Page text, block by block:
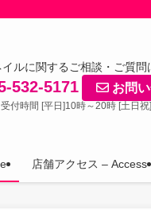
イルに関するご相談・ご質問
532-5171 お問
付時間 [平日]10時～20時 [土日
店舗アクセス – Access